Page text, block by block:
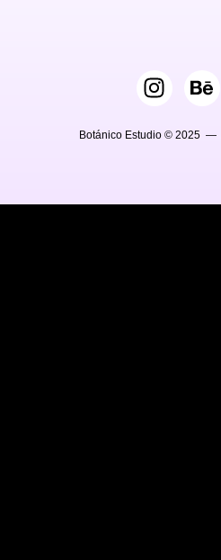
Botánico Estudio © 2025 —